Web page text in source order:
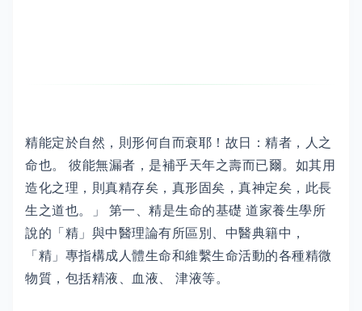
精能定於自然，則形何自而衰耶！故日：精者，人之
命也。 彼能無漏者，是補乎天年之壽而已爾。如其用
造化之理，則真精存矣，真形固矣，真神定矣，此長
生之道也。」 第一、精是生命的基礎 道家養生學所
說的「精」與中醫理論有所區別、中醫典籍中，
「精」專指構成人體生命和維繫生命活動的各種精微
物質，包括精液、血液、 津液等。